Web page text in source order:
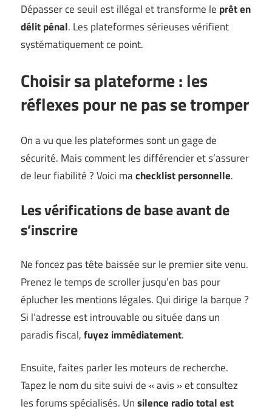
Dépasser ce seuil est illégal et transforme le prêt en
délit pénal. Les plateformes sérieuses vérifient
systématiquement ce point.
Choisir sa plateforme : les
réflexes pour ne pas se tromper
On a vu que les plateformes sont un gage de
sécurité. Mais comment les différencier et s’assurer
de leur fiabilité ? Voici machecklist personnelle.
Les vérifications de base avant de
s’inscrire
Ne foncez pas tête baissée sur le premier site venu.
Prenez le temps de scroller jusqu’en bas pour
éplucher les mentions légales. Qui dirige la barque ?
Si l’adresse est introuvable ou située dans un
paradis fiscal,fuyez immédiatement.
Ensuite, faites parler les moteurs de recherche.
Tapez le nom du site suivi de « avis » et consultez
les forums spécialisés. Unsilence radio total est